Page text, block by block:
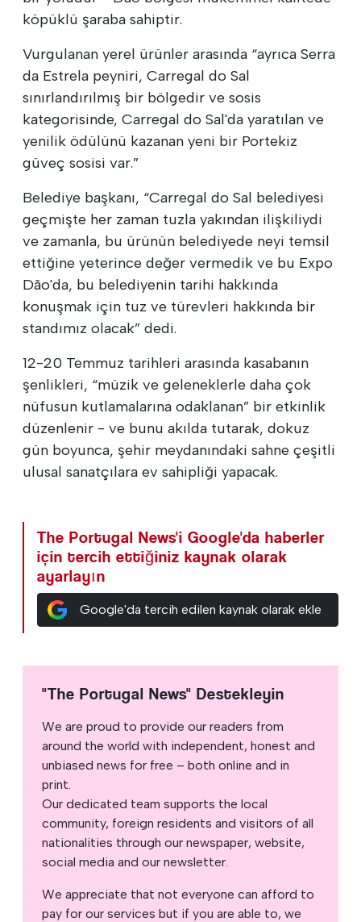
köpüklü şaraba sahiptir.
Vurgulanan yerel ürünler arasında “ayrıca Serra
da Estrela peyniri, Carregal do Sal
sınırlandırılmış bir bölgedir ve sosis
kategorisinde, Carregal do Sal'da yaratılan ve
yenilik ödülünü kazanan yeni bir Portekiz
güveç sosisi var.”
Belediye başkanı, “Carregal do Sal belediyesi
geçmişte her zaman tuzla yakından ilişkiliydi
ve zamanla, bu ürünün belediyede neyi temsil
ettiğine yeterince değer vermedik ve bu Expo
Dão'da, bu belediyenin tarihi hakkında
konuşmak için tuz ve türevleri hakkında bir
standımız olacak” dedi.
12-20 Temmuz tarihleri arasında kasabanın
şenlikleri, “müzik ve geleneklerle daha çok
nüfusun kutlamalarına odaklanan” bir etkinlik
düzenlenir - ve bunu akılda tutarak, dokuz
gün boyunca, şehir meydanındaki sahne çeşitli
ulusal sanatçılara ev sahipliği yapacak.
The Portugal News'i Google'da haberler
için tercih ettiğiniz kaynak olarak
ayarlayın
Google'da tercih edilen kaynak olarak ekle
"The Portugal News" Destekleyin
We are proud to provide our readers from
around the world with independent, honest and
unbiased news for free – both online and in
print.
Our dedicated team supports the local
community, foreign residents and visitors of all
nationalities through our newspaper, website,
social media and our newsletter.
We appreciate that not everyone can afford to
pay for our services but if you are able to, we